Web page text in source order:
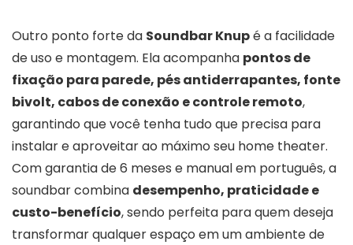
Outro ponto forte da Soundbar Knupé a facilidade
de uso e montagem. Ela acompanha pontos de
fixação para parede, pés antiderrapantes, fonte
bivolt, cabos de conexão e controle remoto,
garantindo que você tenha tudo que precisa para
instalar e aproveitar ao máximo seu home theater.
Com garantia de 6 meses e manual em português, a
soundbar combina desempenho, praticidade e
custo-benefício, sendo perfeita para quem deseja
transformar qualquer espaço em um ambiente de